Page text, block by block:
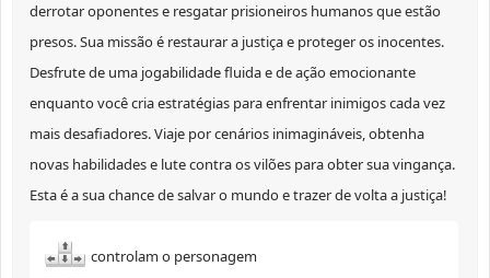
derrotar oponentes e resgatar prisioneiros humanos que estão
presos. Sua missão é restaurar a justiça e proteger os inocentes.
Desfrute de uma jogabilidade fluida e de ação emocionante
enquanto você cria estratégias para enfrentar inimigos cada vez
mais desafiadores. Viaje por cenários inimagináveis, obtenha
novas habilidades e lute contra os vilões para obter sua vingança.
Esta é a sua chance de salvar o mundo e trazer de volta a justiça!
controlam o personagem